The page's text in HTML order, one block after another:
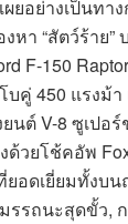
ยอย่างเป็นทา
หา “สัตว์ร้าย”
F-150
บคู่ 450 แรงม้
นต์ V-8 ซูเปอ
ด้วยโช้คอัพ
อดเยี่ยมทั้งบน
รรถนะสุดขั้ว,